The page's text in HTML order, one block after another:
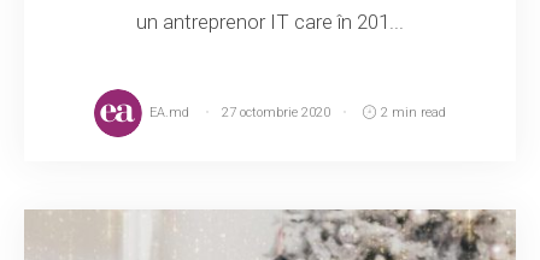
un antreprenor IT care în 201...
EA.md 27 octombrie 2020 2 min read